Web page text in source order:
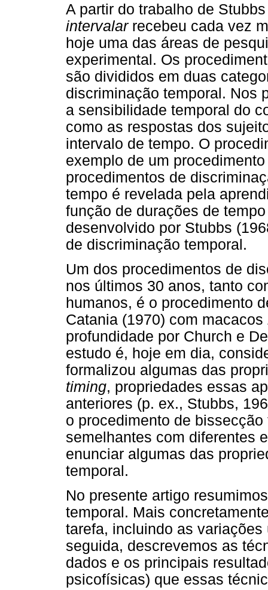
A partir do trabalho de
intervalarrecebeu cada vez
hoje uma das áreas de
experimental. Os
são divididos em duas
discriminação temporal. Nos
a sensibilidade temporal do
como as respostas dos
intervalo de tempo. O
exemplo de um
procedimentos de
tempo é revelada pela
função de durações de
desenvolvido por Stubbs
de discriminação temporal.
Um dos procedimentos de
nos últimos 30 anos, tanto
humanos, é o procedimento
Catania (1970) com macacos
profundidade por Church e
estudo é, hoje em dia,
formalizou algumas das
timing, propriedades essas
anteriores (p. ex., Stubbs,
o procedimento de
semelhantes com diferentes
enunciar algumas das
temporal.
No presente artigo
temporal. Mais
tarefa, incluindo as
seguida, descrevemos as
dados e os principais
psicofísicas) que essas